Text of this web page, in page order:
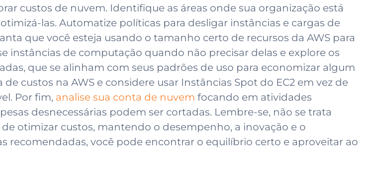
custos de nuvem. Identifique as áreas onde sua organização está
las. Automatize políticas para desligar instâncias e cargas de
que você esteja usando o tamanho certo de recursos da AWS para
instâncias de computação quando não precisar delas e explore os
que se alinham com seus padrões de uso para economizar algum
custos na AWS e considere usar Instâncias Spot do EC2 em vez de
Por fim, analise sua conta de nuvem focando em atividades
desnecessárias podem ser cortadas. Lembre-se, não se trata
otimizar custos, mantendo o desempenho, a inovação e o
recomendadas, você pode encontrar o equilíbrio certo e aproveitar ao